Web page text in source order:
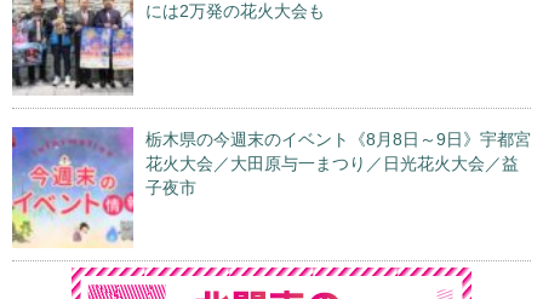
には2万発の花火大会も
栃木県の今週末のイベント《8月8日～9日》宇都宮
花火大会／大田原与一まつり／日光花火大会／益
子夜市